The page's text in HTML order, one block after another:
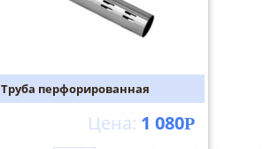
Труба перфорированная
1 080Р